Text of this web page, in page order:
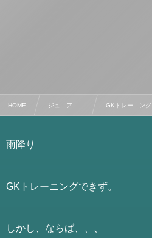
HOME ジュニア , … GKトレーニング
雨降り
GKトレーニングできず。
しかし、ならば、、、